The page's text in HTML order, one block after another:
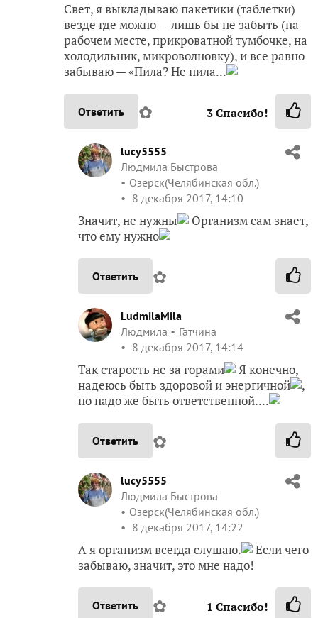
Свет, я выкладываю пакетики (таблетки)
везде где можно — лишь бы не забыть (на
рабочем месте, прикроватной тумбочке, на
холодильник, микроволновку), и все равно
забываю — «Пила? Не пила...
Ответить ✿ 3Спасибо!
lucy5555
Людмила Быстрова
Озерск(Челябинская обл.)
8 декабря 2017, 14:10
Значит, не нужны
Организм сам знает,
что ему нужно
Ответить ✿
LudmilaMila
Людмила
Гатчина
8 декабря 2017, 14:14
Так старость не за горами
Я конечно,
надеюсь быть здоровой и энергичной
,
но надо же быть ответственной....
Ответить ✿
lucy5555
Людмила Быстрова
Озерск(Челябинская обл.)
8 декабря 2017, 14:22
А я организм всегда слушаю.
Если чего
забываю, значит, это мне надо!
Ответить ✿ 1 Спасибо!